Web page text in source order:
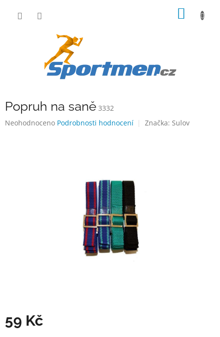
Popruh na saně 3332
Průměrné
Neohodnoceno Podrobnosti hodnocení Značka: Sulov
59 Kč